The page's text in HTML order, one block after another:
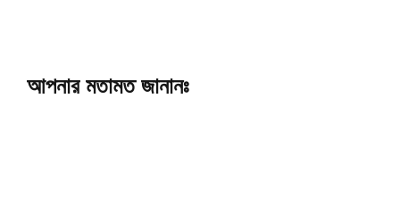
আপনার মতামত জানানঃ